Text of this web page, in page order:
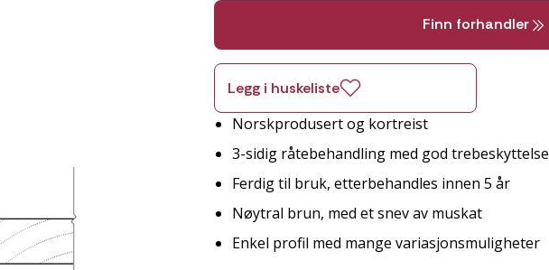
Finn forhandler
Legg i huskeliste
Norskprodusert og kortreist
3-sidig råtebehandling med god trebeskyttelse
Ferdig til bruk, etterbehandles innen 5 år
Nøytral brun, med et snev av muskat
Enkel profil med mange variasjonsmuligheter